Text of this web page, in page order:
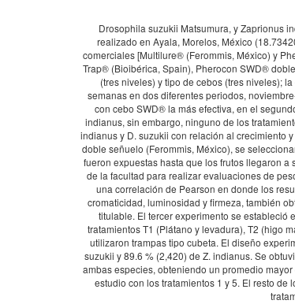
Drosophila suzukii Matsumura, y Zaprionus
realizado en Ayala, Morelos, México
comerciales [Multilure® (Ferommis, México) y
Trap® (Bioibérica, Spain), Pherocon SWD®
(tres niveles) y tipo de cebos (tres niveles);
semanas en dos diferentes periodos,
con cebo SWD® la más efectiva, en el
indianus, sin embargo, ninguno de los
indianus y D. suzukii con relación al crecimiento
doble señuelo (Ferommis, México), se
fueron expuestas hasta que los frutos llegaron
de la facultad para realizar evaluaciones de
una correlación de Pearson en donde los
cromaticidad, luminosidad y firmeza, también
titulable. El tercer experimento se estableció
tratamientos T1 (Plátano y levadura), T2 (higo
utilizaron trampas tipo cubeta. El diseño
suzukii y 89.6 % (2,420) de Z. indianus. Se
ambas especies, obteniendo un promedio
estudio con los tratamientos 1 y 5. El resto